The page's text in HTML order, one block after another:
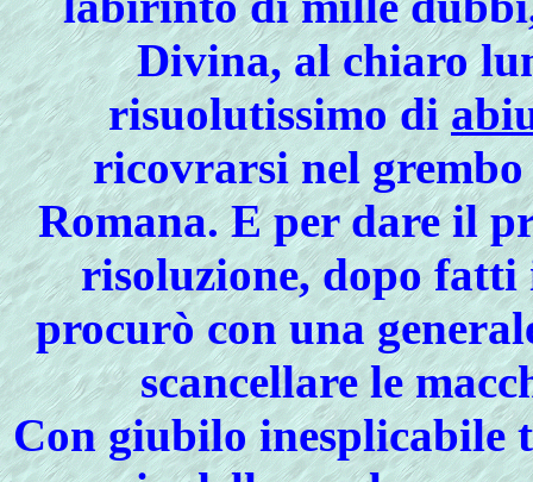
Divina, al chiaro
risuolutissimo di
ricovrarsi nel grembo
Romana. E per dare il
risoluzione, dopo fatti
procurò con una
scancellare le
Con giubilo